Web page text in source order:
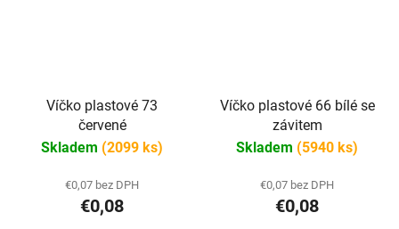
Víčko plastové 73
červené
Skladem (2099 ks)
€0,07 bez DPH
€0,08
Víčko plastové 66 bílé se
závitem
Skladem (5940 ks)
€0,07 bez DPH
€0,08